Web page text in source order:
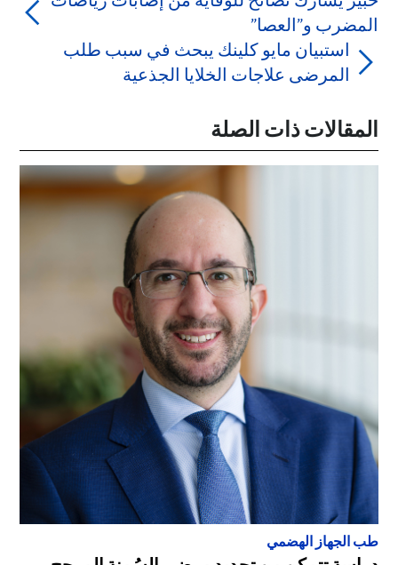
المضرب و”العصا”
استبيان مايو كلينك يبحث في سبب طلب
المرضى علاجات الخلايا الجذعية
المقالات ذات الصلة
طب الجهاز الهضمي